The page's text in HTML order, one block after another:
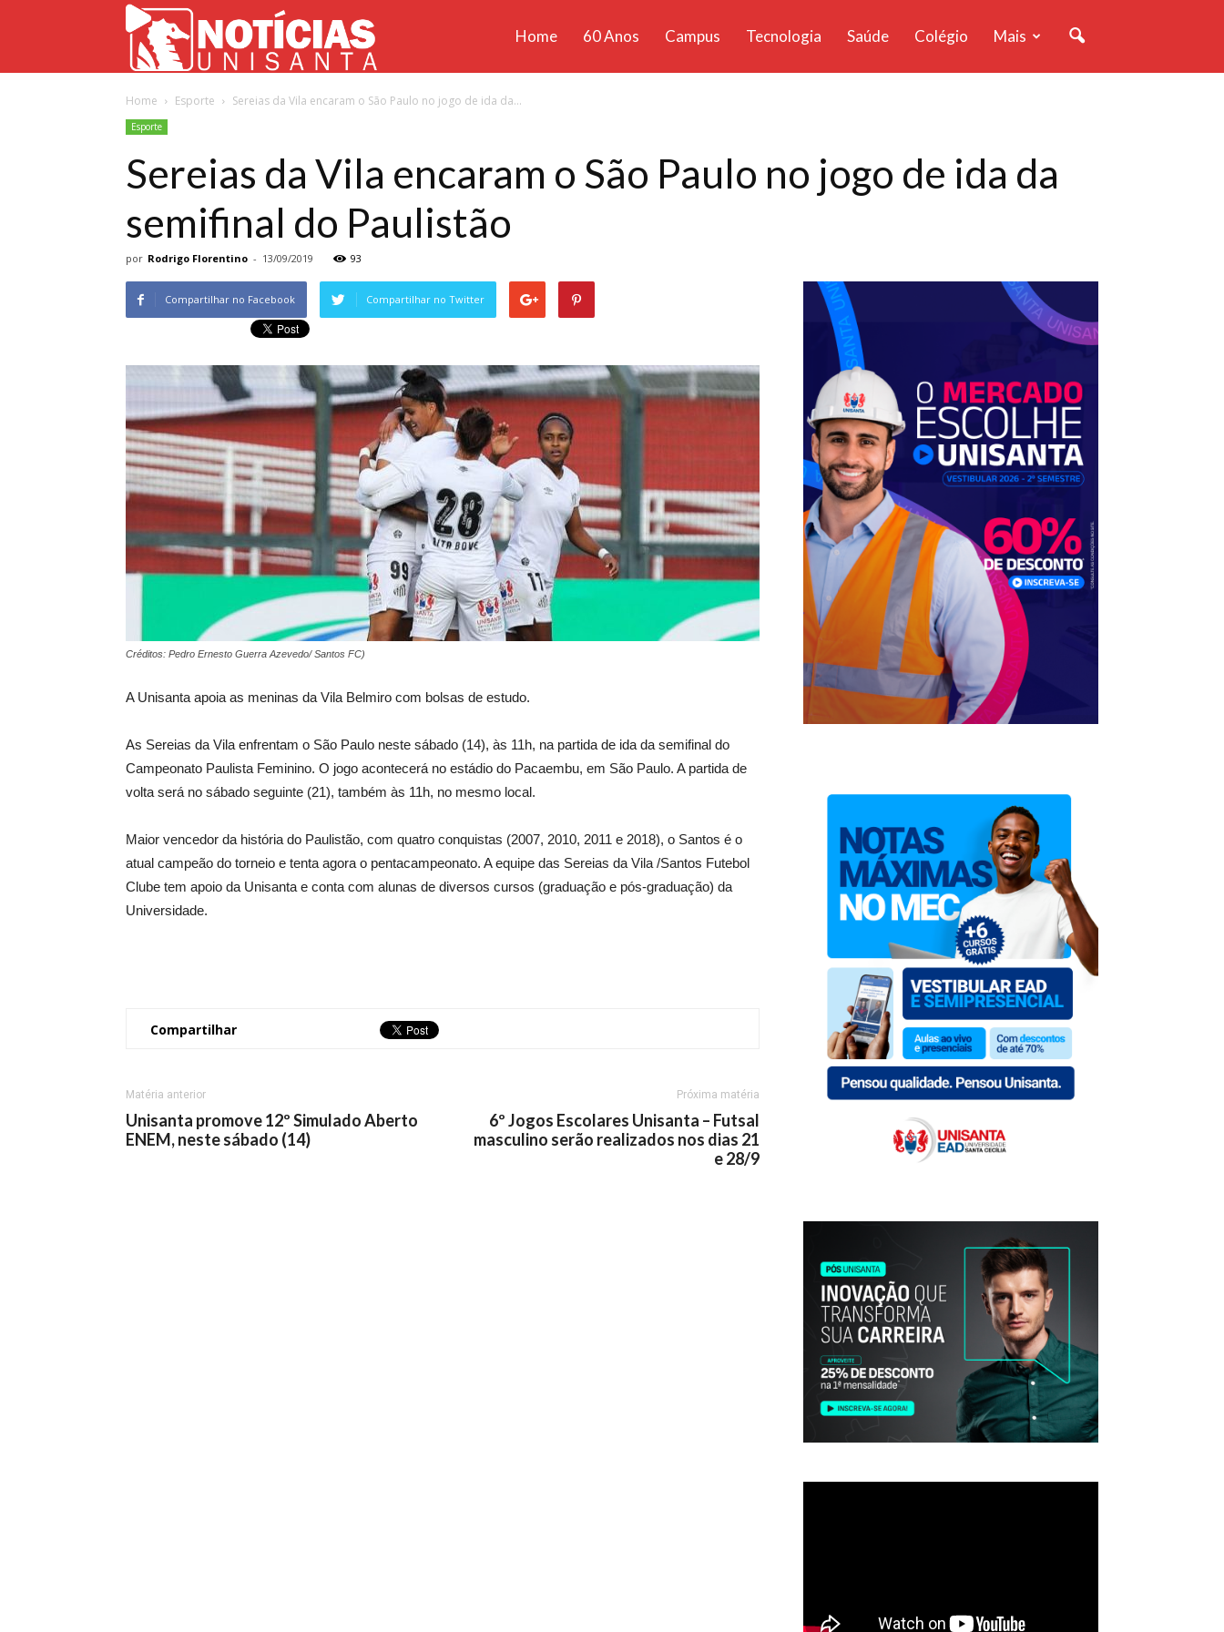
Unisanta
Home 60 Anos Campus Tecnologia Saúde Colégio Mais
Home Esporte Sereias da Vila encaram o São Paulo no jogo de ida da...
Esporte
Sereias da Vila encaram o São Paulo no jogo de ida da
semifinal do Paulistão
por Rodrigo Florentino - 13/09/2019 93
Compartilhar no Facebook Compartilhar no Twitter
Créditos: Pedro Ernesto Guerra Azevedo/ Santos FC)
A Unisanta apoia as meninas da Vila Belmiro com bolsas de estudo.
As Sereias da Vila enfrentam o São Paulo neste sábado (14), às 11h, na partida de ida da semifinal do
Campeonato Paulista Feminino. O jogo acontecerá no estádio do Pacaembu, em São Paulo. A partida de
volta será no sábado seguinte (21), também às 11h, no mesmo local.
Maior vencedor da história do Paulistão, com quatro conquistas (2007, 2010, 2011 e 2018), o Santos é o
atual campeão do torneio e tenta agora o pentacampeonato. A equipe das Sereias da Vila /Santos Futebol
Clube tem apoio da Unisanta e conta com alunas de diversos cursos (graduação e pós-graduação) da
Universidade.
Compartilhar
Matéria anterior
Unisanta promove 12º Simulado Aberto
ENEM, neste sábado (14)
Próxima matéria
6º Jogos Escolares Unisanta – Futsal
masculino serão realizados nos dias 21
e 28/9